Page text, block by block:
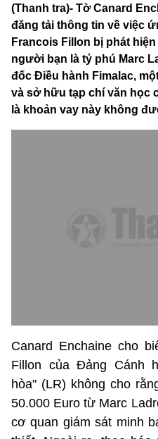
(Thanh tra)- Tờ Canard
đăng tải thông tin về việc
Francois Fillon bị phát
người bạn là tỷ phú Marc
đốc Điều hành Fimalac,
và sở hữu tạp chí văn học
là khoản vay này không
Canard Enchaine cho
Fillon của Đảng Cánh
hòa" (LR) không cho
50.000 Euro từ Marc
cơ quan giám sát minh